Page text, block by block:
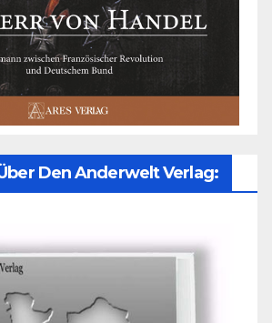
Den Anderwelt Verlag: